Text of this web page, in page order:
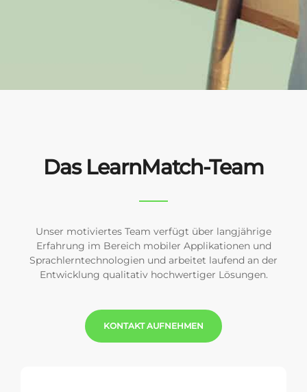
Das LearnMatch-Team
Unser motiviertes Team verfügt über langjährige
Erfahrung im Bereich mobiler Applikationen und
Sprachlerntechnologien und arbeitet laufend an der
Entwicklung qualitativ hochwertiger Lösungen.
KONTAKT AUFNEHMEN